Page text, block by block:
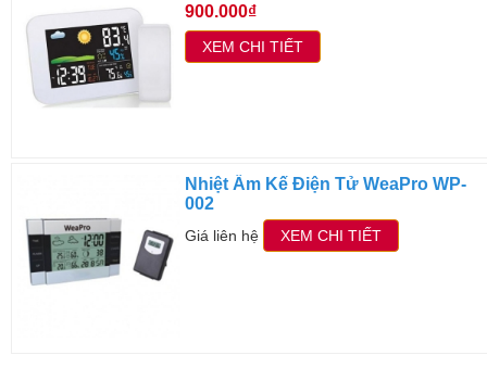
900.000₫
XEM CHI TIẾT
Nhiệt Ẩm Kế Điện Tử WeaPro WP-
002
Giá liên hệ XEM CHI TIẾT